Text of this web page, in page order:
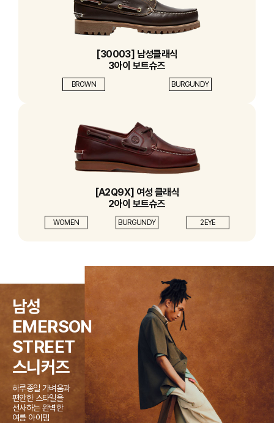
[30003] 남성클래식
3아이 보트슈즈
BROWN BURGUNDY
[A2Q9X] 여성 클래식
2아이 보트슈즈
WOMEN BURGUNDY 2EYE
남성
EMERSON
STREET
스니커즈
하루종일 가벼움과
편안한 스타일을
선사하는 완벽한
여름 아이템